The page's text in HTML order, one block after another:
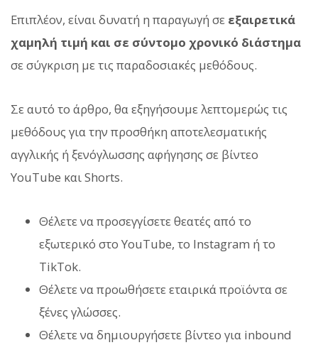
Επιπλέον, είναι δυνατή η παραγωγή σε εξαιρετικά
χαμηλή τιμή και σε σύντομο χρονικό διάστημα
σε σύγκριση με τις παραδοσιακές μεθόδους.
Σε αυτό το άρθρο, θα εξηγήσουμε λεπτομερώς τις
μεθόδους για την προσθήκη αποτελεσματικής
αγγλικής ή ξενόγλωσσης αφήγησης σε βίντεο
YouTube και Shorts.
Θέλετε να προσεγγίσετε θεατές από το
εξωτερικό στο YouTube, το Instagram ή το
TikTok.
Θέλετε να προωθήσετε εταιρικά προϊόντα σε
ξένες γλώσσες.
Θέλετε να δημιουργήσετε βίντεο για inbound